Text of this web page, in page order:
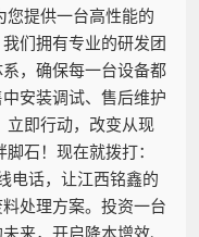
您提供一台高性能的
们拥有专业的研发团
，确保每一台设备都
安装调试、售后维护
立即行动，改变从现
石！现在就拨打：
电话，让江西铭鑫的
处理方案。投资一台
来，开启降本增效、